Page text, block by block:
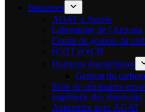
Initiatives
AGAT x Statvis
Laboratoire de l'Arizona
Centre de gestion du
eCDT et eCB
Horizons énergétiques
Gestion du
Série de séminaires
Ingénierie des réservoirs
Apprendre avec AGAT